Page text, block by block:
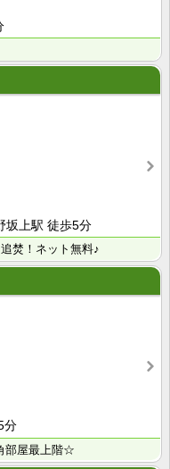
坂上駅 徒歩5分
焚！ネット無料♪
分
部屋最上階☆